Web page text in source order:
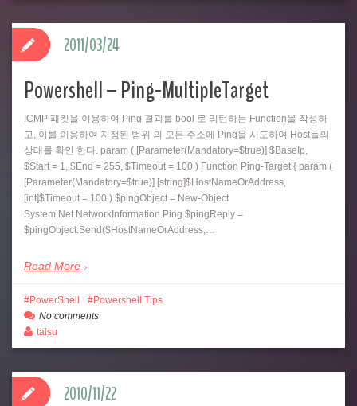
Powershell – Ping-MultipleTarget
ICMP 패킷을 이용하여 Ping 결과를 bool 로 리턴하는 Function을 작성하
고, 이를 이용하여 지정된 범위 의 모든 주소에 Ping을 시도하여 Host들의
상태를 확인 한다. param ( [Parameter(Mandatory=$true)] $BaseIp,
$Start = 1, $End = 255, $Timeout = 100 ) Function Ping-Target { param (
[Parameter(Mandatory=$true)] [string]$HostNameOrAddress,
[int]$Timeout = 100 ) $pingObject = New-Object
System.Net.NetworkInformation.Ping $pingReply =
$pingObject.Send($HostNameOrAddress,…
Read More
2011/03/24
PowerShell
Powershell Tips
No comments
talsu
2010/11/22